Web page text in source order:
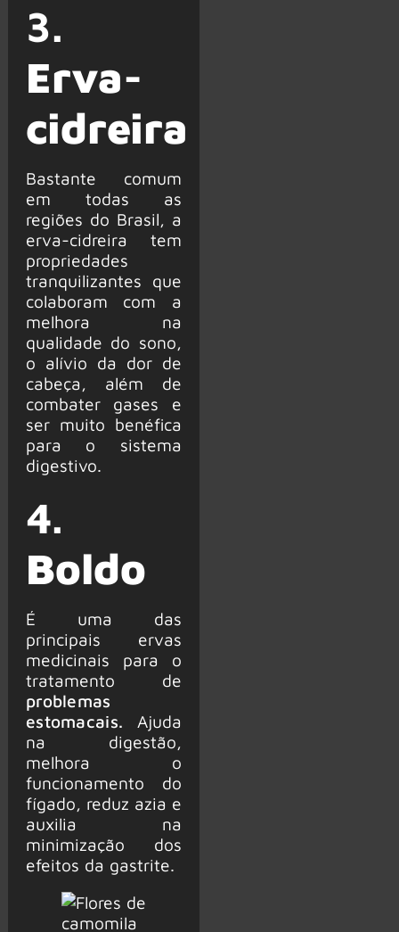
3.
Erva-
cidreira
Bastante comum
em todas as
regiões do Brasil, a
erva-cidreira tem
propriedades
tranquilizantes que
colaboram com a
melhora na
qualidade do sono,
o alívio da dor de
cabeça, além de
combater gases e
ser muito benéfica
para o sistema
digestivo.
4.
Boldo
É uma das
principais ervas
medicinais para o
tratamento de
problemas
estomacais. Ajuda
na digestão,
melhora o
funcionamento do
fígado, reduz azia e
auxilia na
minimização dos
efeitos da gastrite.